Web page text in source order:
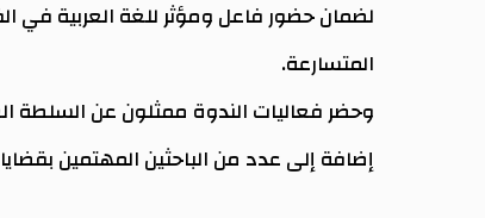
لضمان حضور فاعل ومؤثر للغة العربية في
المتسارعة.
وحضر فعاليات الندوة ممثلون عن السلطة
إضافة إلى عدد من الباحثين المهتمين